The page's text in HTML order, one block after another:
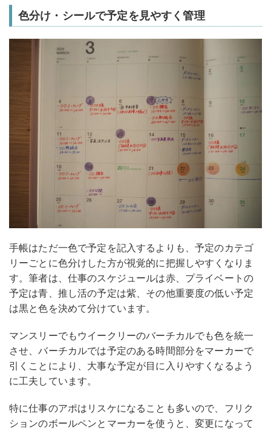
色分け・シールで予定を見やすく管理
手帳はただ一色で予定を記入するよりも、予定のカテゴ
リーごとに色分けした方が視覚的に把握しやすくなりま
す。筆者は、仕事のスケジュールは赤、プライベートの
予定は青、推し活の予定は紫、その他重要度の低い予定
は黒と色を決めて分けています。
マンスリーでもウイークリーのバーチカルでも色を統一
させ、バーチカルでは予定のある時間部分をマーカーで
引くことにより、大事な予定が目に入りやすくなるよう
に工夫しています。
特に仕事のアポはリスケになることも多いので、フリク
ションのボールペンとマーカーを使うと、変更になって